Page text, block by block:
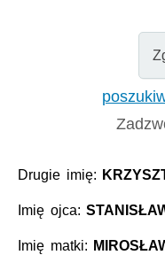
Drugie imię:
Imię ojca:
Imię matki: